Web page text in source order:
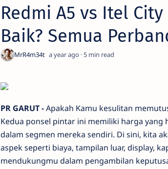
Redmi A5 vs Itel
Baik? Semua
a year ago 5
PR GARUT -Apakah Kamu kesulitan
Kedua ponsel pintar ini memiliki harga
dalam segmen mereka sendiri. Di sini, kita
aspek seperti biaya, tampilan luar, display,
mendukungmu dalam pengambilan